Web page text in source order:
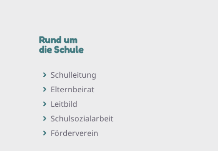
Rund um
die Schule
Schulleitung
Elternbeirat
Leitbild
Schulsozialarbeit
Förderverein